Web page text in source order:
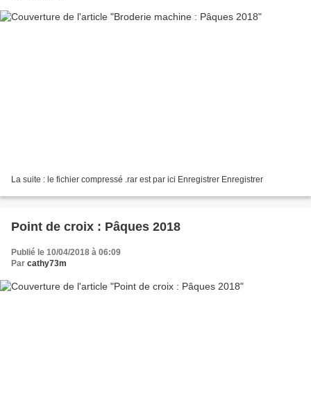
La suite : le fichier compressé .rar est par ici Enregistrer Enregistrer
Point de croix : Pâques 2018
Publié le 10/04/2018 à 06:09
Par cathy73m